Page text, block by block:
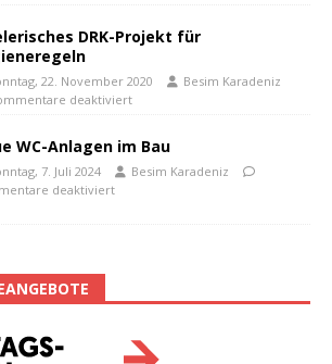
DRK-Projekt für
22. November 2020
Besim Karadeniz
deaktiviert
WC-Anlagen im Bau
7. Juli 2024
Besim Karadeniz
deaktiviert